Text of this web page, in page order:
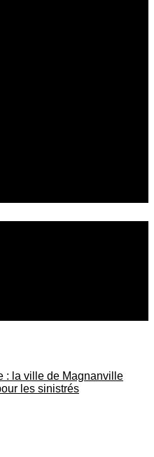
: la ville de Magnanville
les sinistrés